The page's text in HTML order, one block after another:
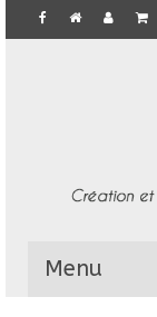
Menu